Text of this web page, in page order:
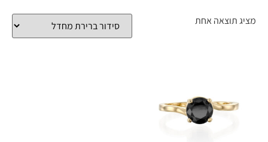
מציג תוצאה אחת